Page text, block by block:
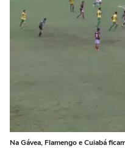
Na Gávea, Flamengo e Cuiabá